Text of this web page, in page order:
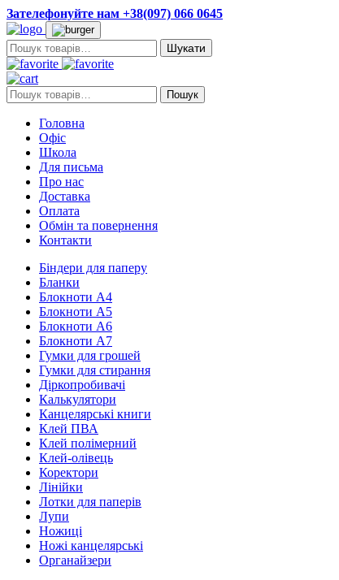
Зателефонуйте нам +38(097) 066 0645
Пошук:
Пошук: Пошук
Головна
Офіс
Школа
Для письма
Про нас
Доставка
Оплата
Обмін та повернення
Контакти
Біндери для паперу
Бланки
Блокноти А4
Блокноти А5
Блокноти А6
Блокноти А7
Гумки для грошей
Гумки для стирання
Діркопробивачі
Калькулятори
Канцелярські книги
Клей ПВА
Клей полімерний
Клей-олівець
Коректори
Лінійки
Лотки для паперів
Лупи
Ножиці
Ножі канцелярські
Органайзери